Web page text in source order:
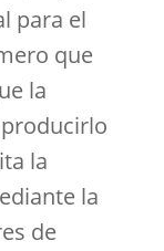
para el
que
la
la
la
de